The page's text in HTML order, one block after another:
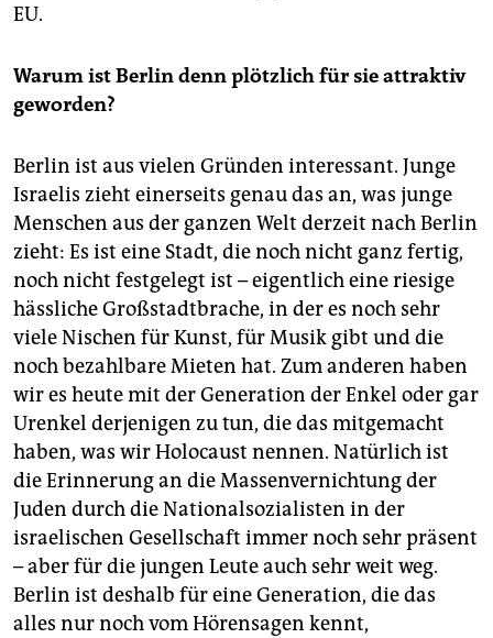
EU.
Warum ist Berlin denn plötzlich für sie attraktiv
geworden?
Berlin ist aus vielen Gründen interessant. Junge
Israelis zieht einerseits genau das an, was junge
Menschen aus der ganzen Welt derzeit nach Berlin
zieht: Es ist eine Stadt, die noch nicht ganz fertig,
noch nicht festgelegt ist – eigentlich eine riesige
hässliche Großstadtbrache, in der es noch sehr
viele Nischen für Kunst, für Musik gibt und die
noch bezahlbare Mieten hat. Zum anderen haben
wir es heute mit der Generation der Enkel oder gar
Urenkel derjenigen zu tun, die das mitgemacht
haben, was wir Holocaust nennen. Natürlich ist
die Erinnerung an die Massenvernichtung der
Juden durch die Nationalsozialisten in der
israelischen Gesellschaft immer noch sehr präsent
– aber für die jungen Leute auch sehr weit weg.
Berlin ist deshalb für eine Generation, die das
alles nur noch vom Hörensagen kennt,